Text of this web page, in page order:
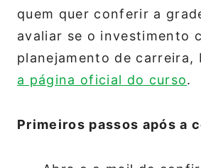
quem quer conferir a
avaliar se o investimento
planejamento de carreira,
a página oficial do curso.
Primeiros passos após a